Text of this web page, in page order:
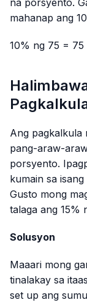
mahanap ang
10% ng 75 = 75
Ang pagkalkula
pang-araw-
porsyento.
kumain sa
Gusto mong
talaga ang 15%
Solusyon
Maaari mong
tinalakay sa
set up ang